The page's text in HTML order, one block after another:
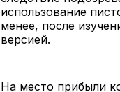
использование
менее, после
версией.
На место прибыли